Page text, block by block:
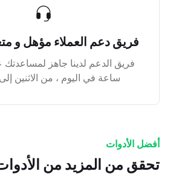
فريق دعم العملاء مؤهل و
ساعة في اليوم ، من الاثنين
أفضل الأدوات
تحقق من المزيد من